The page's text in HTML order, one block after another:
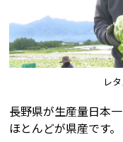
レ
長野県が生産量日本
ほとんどが県産です。